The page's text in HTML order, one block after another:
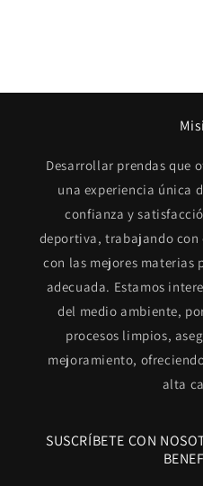
Desarrollar prendas que
una experiencia única
confianza y
deportiva, trabajando con
con las mejores materias
adecuada. Estamos
del medio ambiente,
procesos limpios,
mejoramiento,
alta
SUSCRÍBETE CON